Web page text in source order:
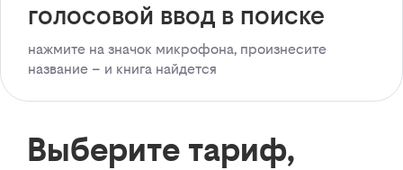
голосовой ввод в поиске
нажмите на значок микрофона, произнесите
название – и книга найдется
Выберите тариф,